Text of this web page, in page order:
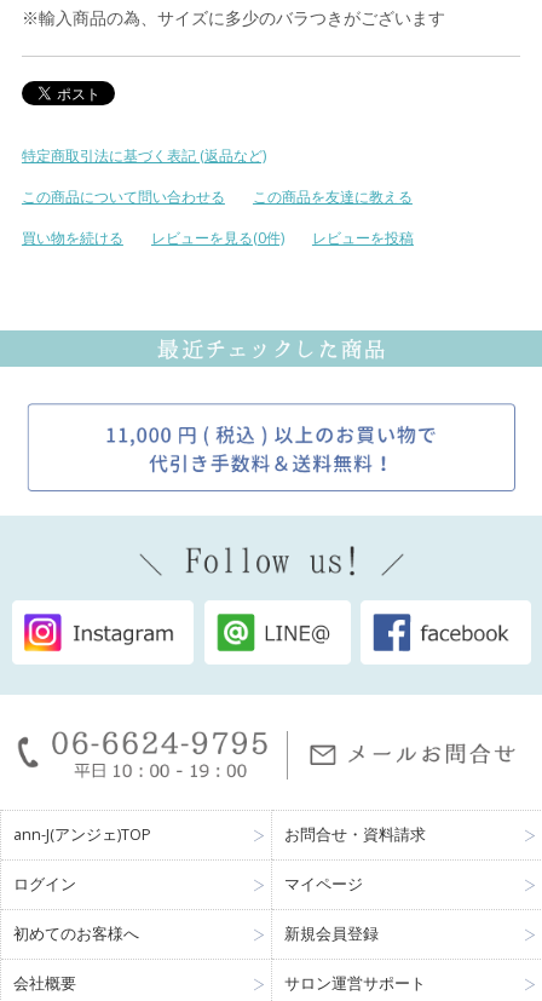
※輸入商品の為、サイズに多少のバラつきがございます
特定商取引法に基づく表記 (返品など)
この商品について問い合わせる
この商品を友達に教える
買い物を続ける
レビューを見る(0件) レビューを投稿
ann-J(アンジェ)TOP お問合せ・資料請求
ログイン マイページ
初めてのお客様へ 新規会員登録
会社概要 サロン運営サポート